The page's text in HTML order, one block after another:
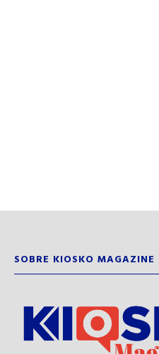
SOBRE KIOSKO MAGAZINE